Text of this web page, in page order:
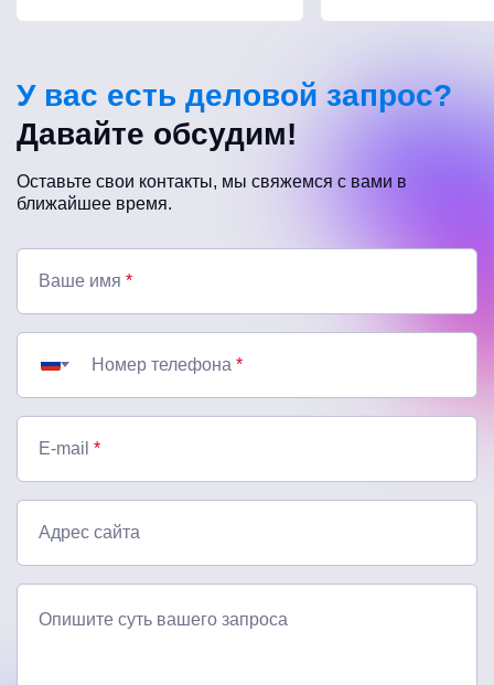
У вас есть деловой запрос?
Давайте обсудим!
Оставьте свои контакты, мы свяжемся с вами в
ближайшее время.
Ваше имя *
Номер телефона *
E-mail *
Адрес сайта
Опишите суть вашего запроса